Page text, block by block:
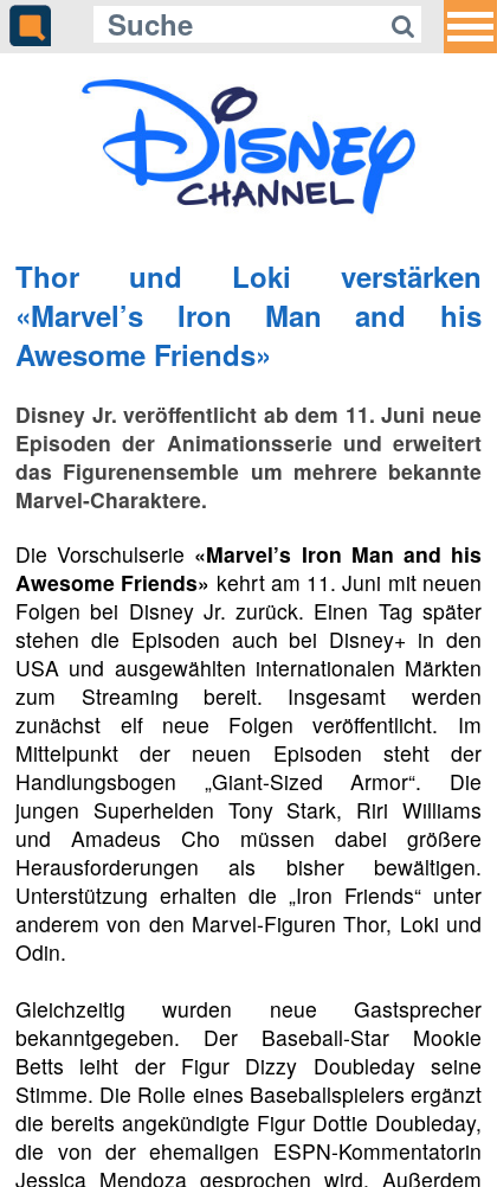
Thor und Loki verstärken
«Marvel’s Iron Man and his
Awesome Friends»
Disney Jr. veröffentlicht ab dem 11. Juni neue
Episoden der Animationsserie und erweitert
das Figurenensemble um mehrere bekannte
Marvel-Charaktere.
Die Vorschulserie «Marvel’s Iron Man and his
Awesome Friends» kehrt am 11. Juni mit neuen
Folgen bei Disney Jr. zurück. Einen Tag später
stehen die Episoden auch bei Disney+ in den
USA und ausgewählten internationalen Märkten
zum Streaming bereit. Insgesamt werden
zunächst elf neue Folgen veröffentlicht. Im
Mittelpunkt der neuen Episoden steht der
Handlungsbogen „Giant-Sized Armor“. Die
jungen Superhelden Tony Stark, Riri Williams
und Amadeus Cho müssen dabei größere
Herausforderungen als bisher bewältigen.
Unterstützung erhalten die „Iron Friends“ unter
anderem von den Marvel-Figuren Thor, Loki und
Odin.
Gleichzeitig wurden neue Gastsprecher
bekanntgegeben. Der Baseball-Star Mookie
Betts leiht der Figur Dizzy Doubleday seine
Stimme. Die Rolle eines Baseballspielers ergänzt
die bereits angekündigte Figur Dottie Doubleday,
die von der ehemaligen ESPN-Kommentatorin
Jessica Mendoza gesprochen wird. Außerdem